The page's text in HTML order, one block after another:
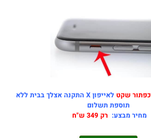
כפתור שקט
לאייפון X התקנה אצלך בבית ללא
תוספת תשלום
מחיר מבצע: רק 349 ש"ח